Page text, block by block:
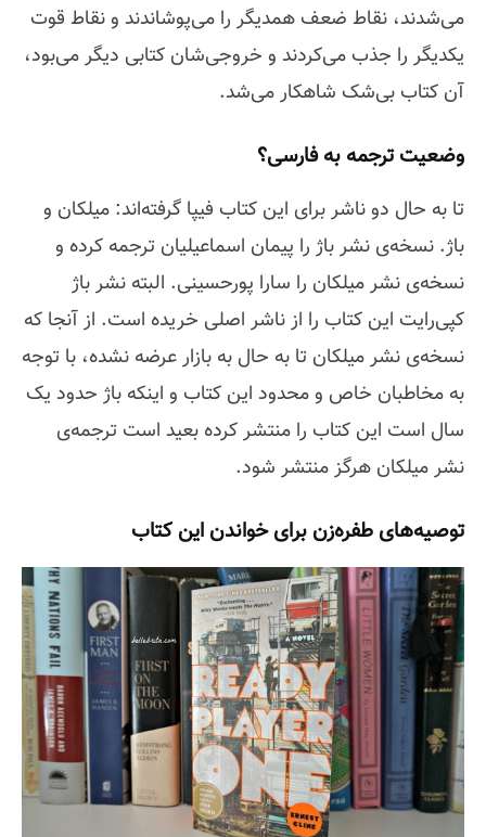
می‌شدند، نقاط ضعف همدیگر را می‌پوشاندند و نقاط قوت
یکدیگر را جذب می‌کردند و خروجی‌شان کتابی دیگر می‌بود،
آن کتاب بی‌شک شاهکار می‌شد.
وضعیت ترجمه به فارسی؟
تا به حال دو ناشر برای این کتاب فیپا گرفته‌اند: میلکان و
باژ. نسخه‌ی نشر باژ را پیمان اسماعیلیان ترجمه کرده و
نسخه‌ی نشر میلکان را سارا پورحسینی. البته نشر باژ
کپی‌رایت این کتاب را از ناشر اصلی خریده است. از آنجا که
نسخه‌ی نشر میلکان تا به حال به بازار عرضه نشده، با توجه
به مخاطبان خاص و محدود این کتاب و اینکه باژ حدود یک
سال است این کتاب را منتشر کرده بعید است ترجمه‌ی
نشر میلکان هرگز منتشر شود.
توصیه‌‌های طفره‌زن برای خواندن این کتاب